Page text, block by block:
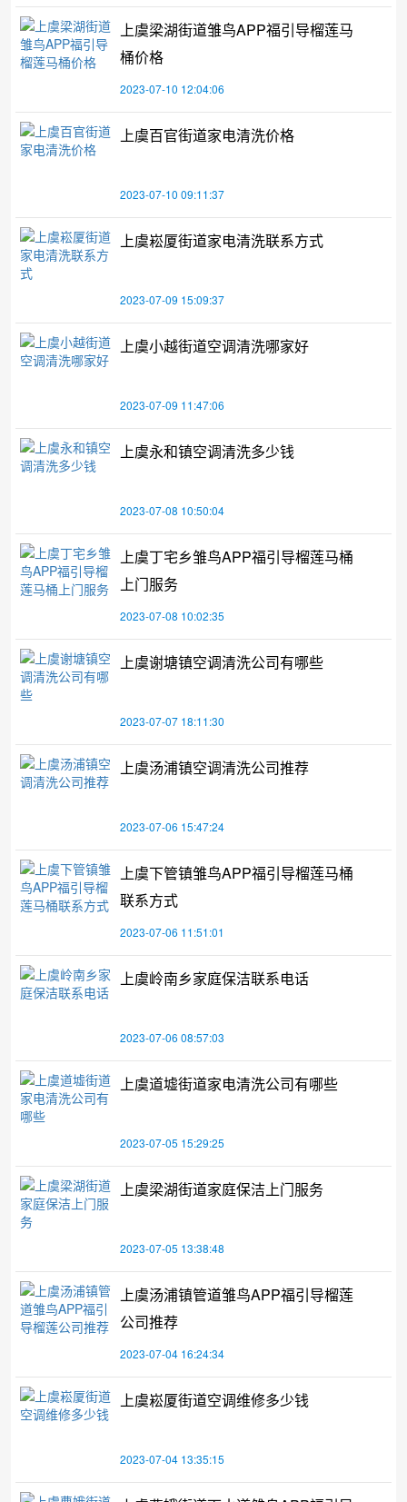
上虞梁湖街道雏鸟APP福引导榴莲马
桶价格
2023-07-10 12:04:06
上虞百官街道家电清洗价格
2023-07-10 09:11:37
上虞崧厦街道家电清洗联系方式
2023-07-09 15:09:37
上虞小越街道空调清洗哪家好
2023-07-09 11:47:06
上虞永和镇空调清洗多少钱
2023-07-08 10:50:04
上虞丁宅乡雏鸟APP福引导榴莲马桶
上门服务
2023-07-08 10:02:35
上虞谢塘镇空调清洗公司有哪些
2023-07-07 18:11:30
上虞汤浦镇空调清洗公司推荐
2023-07-06 15:47:24
上虞下管镇雏鸟APP福引导榴莲马桶
联系方式
2023-07-06 11:51:01
上虞岭南乡家庭保洁联系电话
2023-07-06 08:57:03
上虞道墟街道家电清洗公司有哪些
2023-07-05 15:29:25
上虞梁湖街道家庭保洁上门服务
2023-07-05 13:38:48
上虞汤浦镇管道雏鸟APP福引导榴莲
公司推荐
2023-07-04 16:24:34
上虞崧厦街道空调维修多少钱
2023-07-04 13:35:15